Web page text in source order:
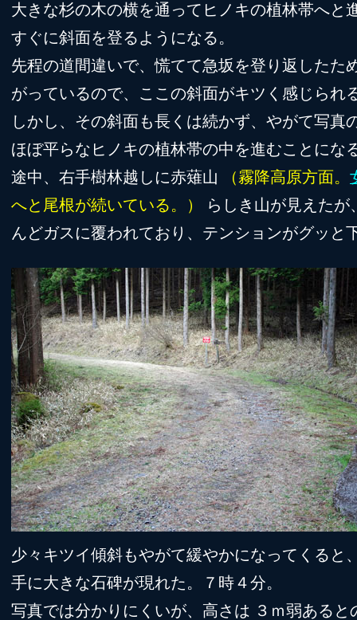
大きな杉の木の横を通ってヒノキの植林帯へと
すぐに斜面を登るようになる。
先程の道間違いで、慌てて急坂を登り返したた
がっているので、ここの斜面がキツく感じられ
しかし、その斜面も長くは続かず、やがて写真
ほぼ平らなヒノキの植林帯の中を進むことにな
途中、右手樹林越しに赤薙山
（霧降高原方面。
へと尾根が続いている。）
らしき山が見えたが
んどガスに覆われており、テンションがグッと
少々キツイ傾斜もやがて緩やかになってくると
手に大きな石碑が現れた。７時４分。
写真では分かりにくいが、高さは ３ｍ弱あると